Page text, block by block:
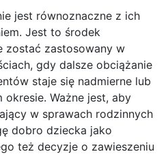
jest równoznaczne z ich
Jest to środek
zostać zastosowany w
gdy dalsze obciążanie
staje się nadmierne lub
okresie. Ważne jest, aby
w sprawach rodzinnych
dobro dziecka jako
też decyzje o zawieszeniu